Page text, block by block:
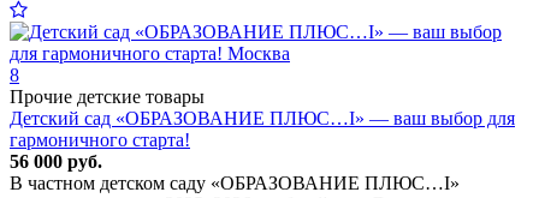
8
Прочие детские товары
Детский сад «ОБРАЗОВАНИЕ ПЛЮС…I» — ваш выбор для
гармоничного старта!
56 000 руб.
В частном детском саду «ОБРАЗОВАНИЕ ПЛЮС…I»